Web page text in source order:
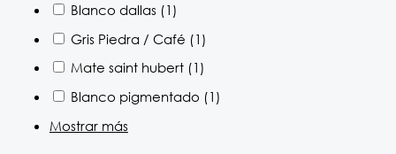
Blanco dallas (1)
Gris Piedra / Café (1)
Mate saint hubert (1)
Blanco pigmentado (1)
Mostrar más